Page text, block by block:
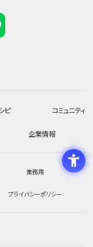
ピ コミュニティ
企業情報
業務用
プライバシーポリシー